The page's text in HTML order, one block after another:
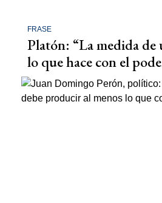
FRASE
Platón: “La medida de
lo que hace con el